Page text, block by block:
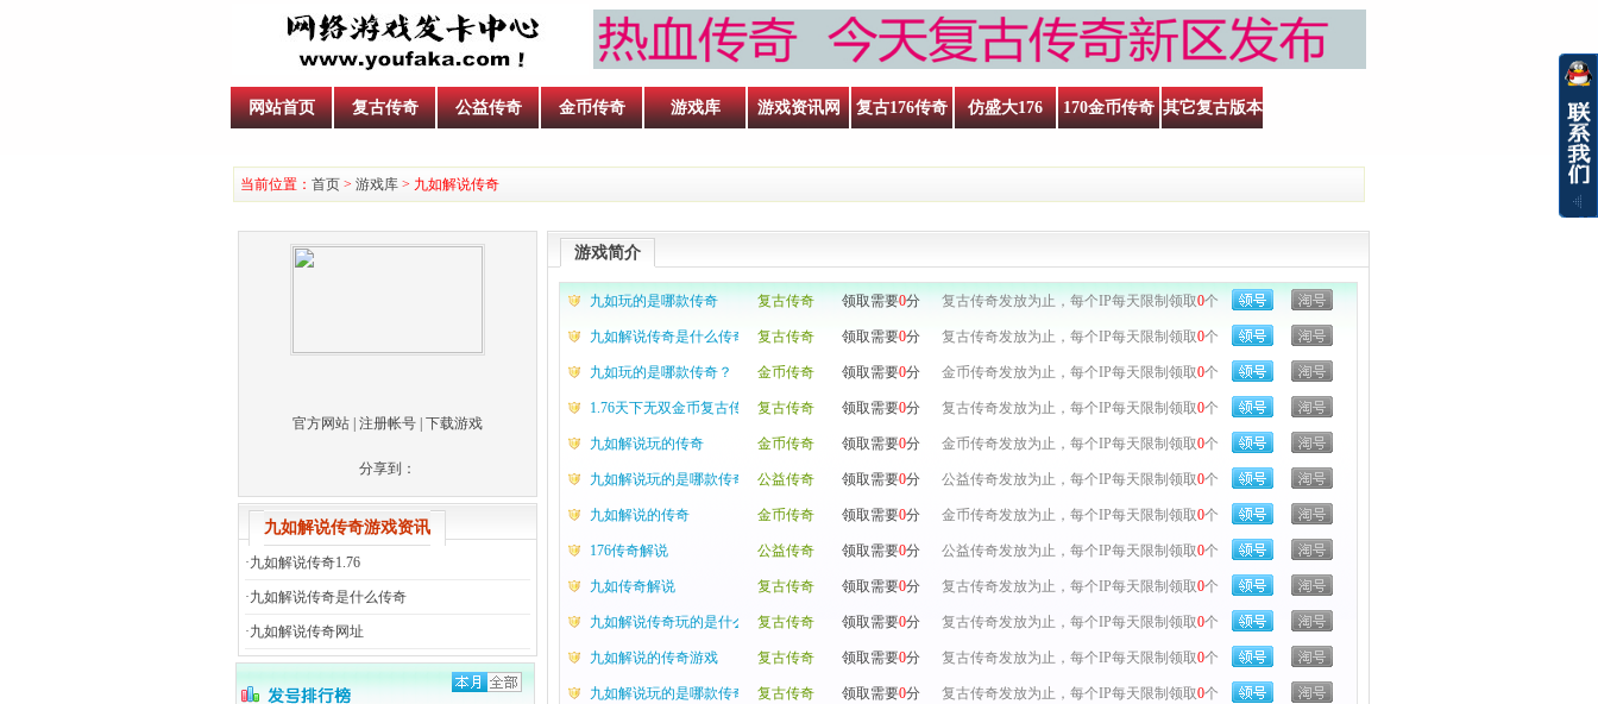
网站首页 复古传奇 公益传奇 金币传奇 游戏库 游戏资讯网 复古176传奇 仿盛大176 170金币传奇 其它复古版本
当前位置： 首页 > 游戏库 > 九如解说传奇
官方网站 注册帐号 下载游戏
分享到：
九如解说传奇游戏资讯
·九如解说传奇1.76
·九如解说传奇是什么传奇
·九如解说传奇网址
游戏简介
九如玩的是哪款传奇 复古传奇 领取需要0分 复古传奇发放为止，每个IP每天限制领取0个
九如解说传奇是什么传奇 复古传奇 领取需要0分 复古传奇发放为止，每个IP每天限制领取0个
九如玩的是哪款传奇？ 金币传奇 领取需要0分 金币传奇发放为止，每个IP每天限制领取0个
1.76天下无双金币复古传奇,1.76复古传奇,传奇私服
复古传奇 领取需要0分 复古传奇发放为止，每个IP每天限制领取0个
九如解说玩的传奇 金币传奇 领取需要0分 金币传奇发放为止，每个IP每天限制领取0个
九如解说玩的是哪款传奇 公益传奇 领取需要0分 公益传奇发放为止，每个IP每天限制领取0个
九如解说的传奇 金币传奇 领取需要0分 金币传奇发放为止，每个IP每天限制领取0个
176传奇解说 公益传奇 领取需要0分 公益传奇发放为止，每个IP每天限制领取0个
九如传奇解说 复古传奇 领取需要0分 复古传奇发放为止，每个IP每天限制领取0个
九如解说传奇玩的是什么传奇复古传奇 领取需要0分 复古传奇发放为止，每个IP每天限制领取0个
九如解说的传奇游戏 复古传奇 领取需要0分 复古传奇发放为止，每个IP每天限制领取0个
九如解说玩的是哪款传奇 复古传奇 领取需要0分 复古传奇发放为止，每个IP每天限制领取0个